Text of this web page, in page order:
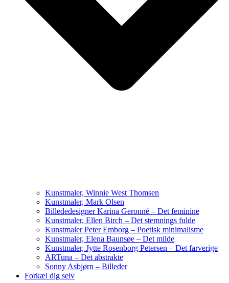
Kunstmaler, Winnie West Thomsen
Kunstmaler, Mark Olsen
Billededesigner Karina Geronné – Det feminine
Kunstmaler, Ellen Birch – Det stemnings fulde
Kunstmaler Peter Emborg – Poetisk minimalisme
Kunstmaler, Elena Baunsøe – Det milde
Kunstmaler, Jytte Rosenborg Petersen – Det farverige
ARTuna – Det abstrakte
Sonny Asbjørn – Billeder
Forkæl dig selv